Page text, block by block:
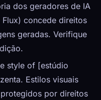
dos geradores de IA
concede direitos
geradas. Verifique
style of [estúdio
Estilos visuais
por direitos